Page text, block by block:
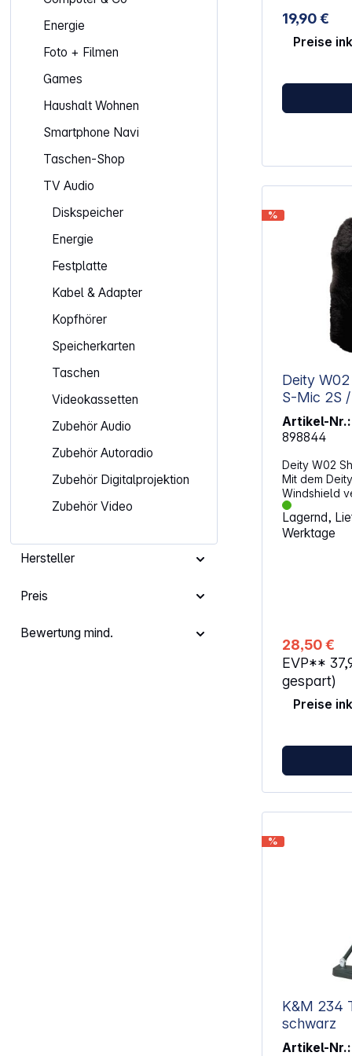
Energie
Foto + Filmen
Games
Haushalt Wohnen
Smartphone Navi
Taschen-Shop
TV Audio
Diskspeicher
Energie
Festplatte
Kabel & Adapter
Kopfhörer
Speicherkarten
Taschen
Videokassetten
Zubehör Audio
Zubehör Autoradio
Zubehör Digitalprojektion
Zubehör Video
Hersteller
Preis
Bewertung mind.
Mini RØDECaster Pro VideoMic NTG
AI-1
19,90 €
Preise
%
Deity
S-Mic 2S /
Artikel-Nr.:
898844
Deity W02
Mit dem
Windshield
Audio-Setup.
Windschutz
Mic 2S und Deity
klare Aufnahmen Sichere
durch interne
38 g
Lagernd,
Werktage
28,50 €
EVP**
gespart)
Preise
%
K&M 234
schwarz
Artikel-Nr.: